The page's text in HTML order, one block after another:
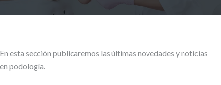
En esta sección publicaremos las últimas novedades y noticias
en podología.